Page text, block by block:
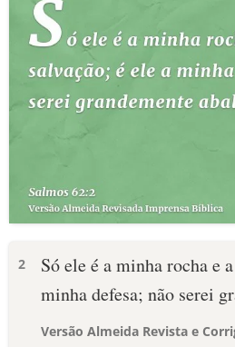
2
Só ele é a minha rocha e
minha defesa; não serei
Versão Almeida Revista e